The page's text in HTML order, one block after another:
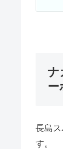
ナ
ー
長島
す。